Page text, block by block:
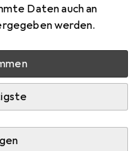
Daten auch an
werden.
Merken